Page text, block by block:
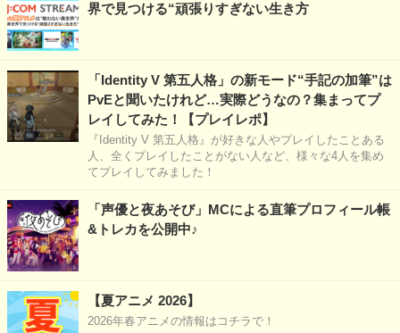
界で見つける“頑張りすぎない生き方
「Identity V 第五人格」の新モード“手記の加筆”は
PvEと聞いたけれど…実際どうなの？集まってプ
レイしてみた！【プレイレポ】
『Identity V 第五人格』が好きな人やプレイしたことある
人、全くプレイしたことがない人など、様々な4人を集め
てプレイしてみました！
「声優と夜あそび」MCによる直筆プロフィール帳
&トレカを公開中♪
【夏アニメ 2026】
2026年春アニメの情報はコチラで！